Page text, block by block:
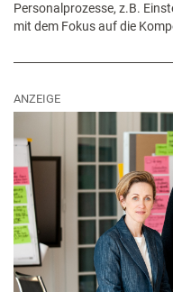
Personalprozesse, z.B.
mit dem Fokus auf die
ANZEIGE